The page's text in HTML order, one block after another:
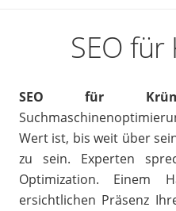
SEO
SEO für
Wert ist, bis weit über
zu sein. Experten
Optimization. Einem
ersichtlichen Präsenz